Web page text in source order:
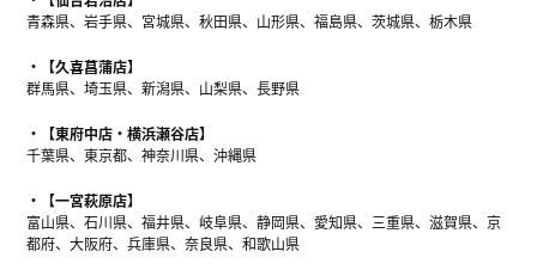
青森県、岩手県、宮城県、秋田県、山形県、福島県、茨城県、栃木県
【久喜菖蒲店】
群馬県、埼玉県、新潟県、山梨県、長野県
【東府中店・横浜瀬谷店】
千葉県、東京都、神奈川県、沖縄県
【一宮萩原店】
富山県、石川県、福井県、岐阜県、静岡県、愛知県、三重県、滋賀県、京
都府、大阪府、兵庫県、奈良県、和歌山県